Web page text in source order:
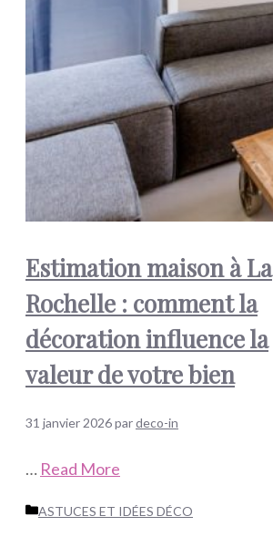
Estimation maison à La
Rochelle : comment la
décoration influence la
valeur de votre bien
31 janvier 2026pardeco-in
… Read More
Catégories
ASTUCES ET IDÉES DÉCO